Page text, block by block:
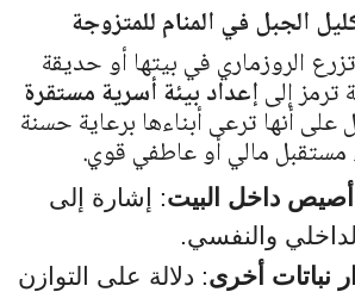
تزرع الروزماري في بيتها أو حديقة
ترمز إلىإعداد بيئة أسرية مستقرة
على أنها ترعى أبناءها برعاية حسنة
مستقبل مالي أو عاطفي قوي.
داخل البيت: إشارة إلى
والنفسي.
نباتات أخرى: دلالة على التوازن